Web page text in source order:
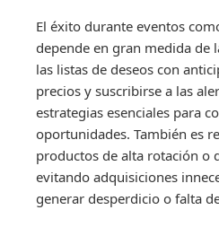
El éxito durante eventos
depende en gran medida de
las listas de deseos con
precios y suscribirse a las
estrategias esenciales para
oportunidades. También es
productos de alta rotación o
evitando adquisiciones
generar desperdicio o falta